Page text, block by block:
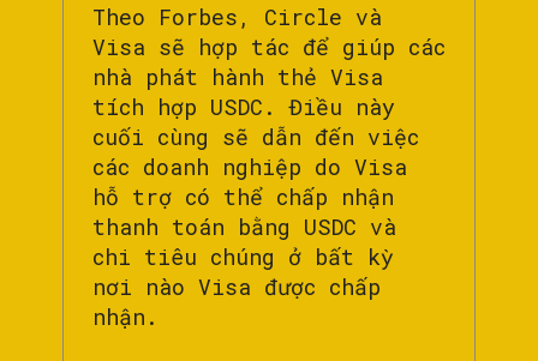
Theo Forbes, Circle và
Visa sẽ hợp tác để giúp các
nhà phát hành thẻ Visa
tích hợp USDC. Điều này
cuối cùng sẽ dẫn đến việc
các doanh nghiệp do Visa
hỗ trợ có thể chấp nhận
thanh toán bằng USDC và
chi tiêu chúng ở bất kỳ
nơi nào Visa được chấp
nhận.